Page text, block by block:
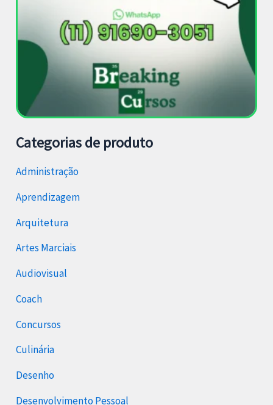
Categorias de produto
Administração
Aprendizagem
Arquitetura
Artes Marciais
Audiovisual
Coach
Concursos
Culinária
Desenho
Desenvolvimento Pessoal